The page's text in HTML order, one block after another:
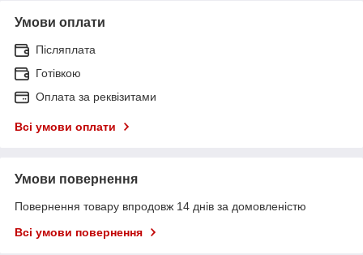
Умови оплати
Післяплата
Готівкою
Оплата за реквізитами
Всі умови оплати
Умови повернення
Повернення товару впродовж 14 днів за домовленістю
Всі умови повернення